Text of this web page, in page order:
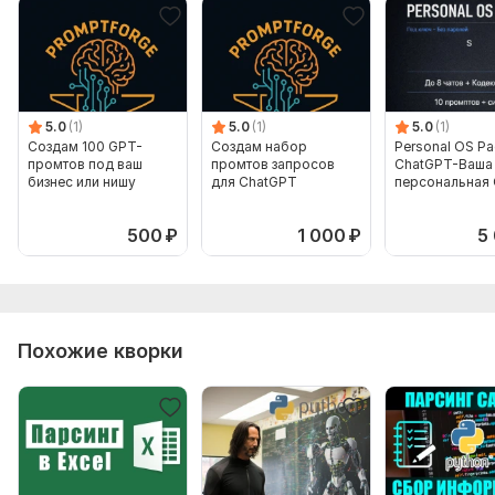
скорости»
Вид: Готовые
Объем услуги в кворке:
100 авторских промтов,
созданных специально под выбранную вами нишу
(маркетинг, фитнес, психология, бизнес и др.)
5.0 (1)
Создам 100 GPT-
промтов под ваш
бизнес или нишу
500 ₽
5.0 (1)
Создам набор
промтов запросов
для ChatGPT
1 000 ₽
5.0 (1)
Personal OS
ChatGPT-Ваша
5
Похожие кворки